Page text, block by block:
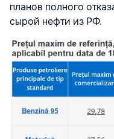
планов полного
сырой нефти из РФ.